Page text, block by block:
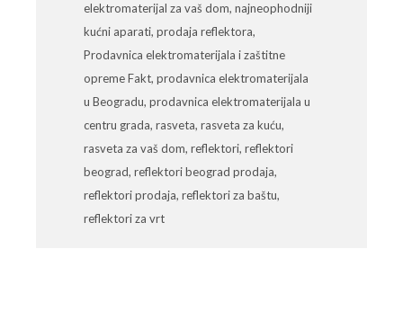
elektromaterijal za vaš dom, najneophodniji
kućni aparati, prodaja reflektora,
Prodavnica elektromaterijala i zaštitne
opreme Fakt, prodavnica elektromaterijala
u Beogradu, prodavnica elektromaterijala u
centru grada, rasveta, rasveta za kuću,
rasveta za vaš dom, reflektori, reflektori
beograd, reflektori beograd prodaja,
reflektori prodaja, reflektori za baštu,
reflektori za vrt